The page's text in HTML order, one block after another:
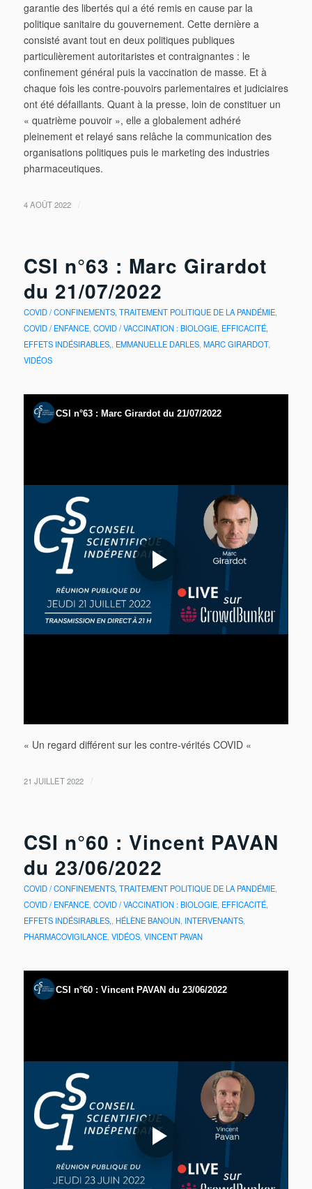
garantie des libertés qui a été remis en cause par la
politique sanitaire du gouvernement. Cette dernière a
consisté avant tout en deux politiques publiques
particulièrement autoritaristes et contraignantes : le
confinement général puis la vaccination de masse. Et à
chaque fois les contre-pouvoirs parlementaires et judiciaires
ont été défaillants. Quant à la presse, loin de constituer un
« quatrième pouvoir », elle a globalement adhéré
pleinement et relayé sans relâche la communication des
organisations politiques puis le marketing des industries
pharmaceutiques.
4 AOÛT 2022 /
CSI n°63 : Marc Girardot
du 21/07/2022
COVID / CONFINEMENTS, TRAITEMENT POLITIQUE DE LA PANDÉMIE,
COVID / ENFANCE, COVID / VACCINATION : BIOLOGIE, EFFICACITÉ,
EFFETS INDÉSIRABLES,, EMMANUELLE DARLES, MARC GIRARDOT,
VIDÉOS
« Un regard différent sur les contre-vérités COVID «
21 JUILLET 2022 /
CSI n°60 : Vincent PAVAN
du 23/06/2022
COVID / CONFINEMENTS, TRAITEMENT POLITIQUE DE LA PANDÉMIE,
COVID / ENFANCE, COVID / VACCINATION : BIOLOGIE, EFFICACITÉ,
EFFETS INDÉSIRABLES, HÉLÈNE BANOUN, INTERVENANTS,
PHARMACOVIGILANCE, VIDÉOS, VINCENT PAVAN